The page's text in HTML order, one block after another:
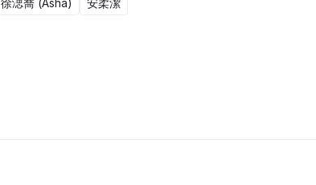
徐㴓喬 (Asha) 安柔潔